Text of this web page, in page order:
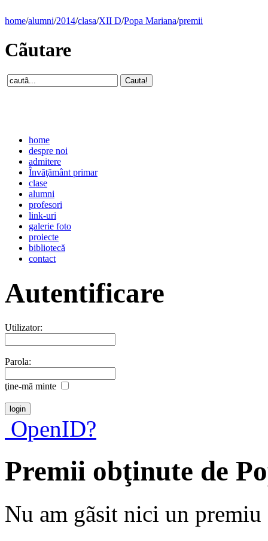
home/alumni/2014/clasa/XII D/Popa Mariana/premii
Cãutare
home
despre noi
admitere
Învăţământ primar
clase
alumni
profesori
link-uri
galerie foto
proiecte
bibliotecă
contact
Autentificare
Utilizator:
Parola:
ţine-mã minte
OpenID?
Premii obţinute de
Nu am gãsit nici un premiu